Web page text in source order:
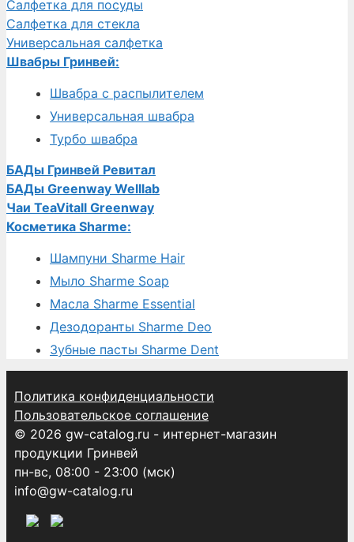
Салфетка для посуды
Салфетка для стекла
Универсальная салфетка
Швабры Гринвей:
Швабра с распылителем
Универсальная швабра
Турбо швабра
БАДы Гринвей Ревитал
БАДы Greenway Welllab
Чаи TeaVitall Greenway
Косметика Sharme:
Шампуни Sharme Hair
Мыло Sharme Soap
Масла Sharme Essential
Дезодоранты Sharme Deo
Зубные пасты Sharme Dent
Политика конфиденциальности
Пользовательское соглашение
© 2026 gw-catalog.ru - интернет-магазин
продукции Гринвей
пн-вс, 08:00 - 23:00 (мск)
info@gw-catalog.ru